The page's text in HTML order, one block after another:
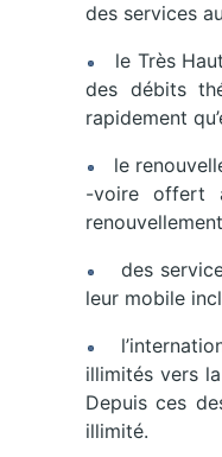
des services
le Très
des débits
rapidement
le
-voire offert
des
leur mobile
illimités vers
Depuis ces
illimité.